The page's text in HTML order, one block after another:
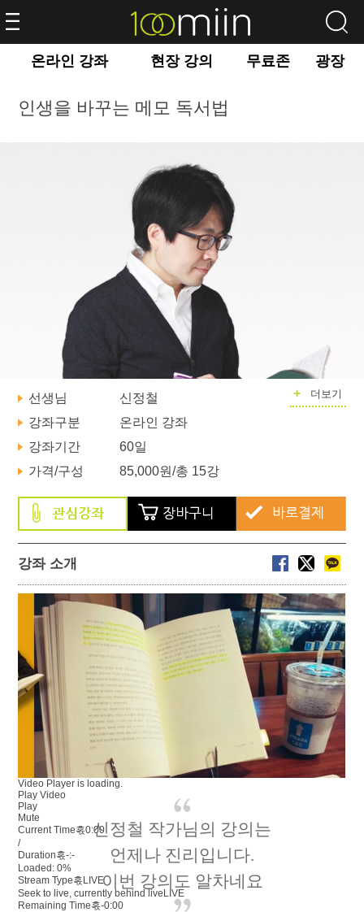
온라인 강좌 현장 강의 무료존 광장
인생을 바꾸는 메모 독서법
선생님 + 더보기
신정철
강좌구분
온라인 강좌
강좌기간
60일
가격/구성
85,000원/총 15강
강좌 소개
Video Player is loading.
Play Video
Play
Mute
Current Time혻0:00
/
Duration혻-:-
Loaded:0%
Stream Type혻LIVE
Seek to live, currently behind liveLIVE
Remaining Time혻-0:00
신정철 작가님의 강의는
언제나 진리입니다.
이번 강의도 알차네요